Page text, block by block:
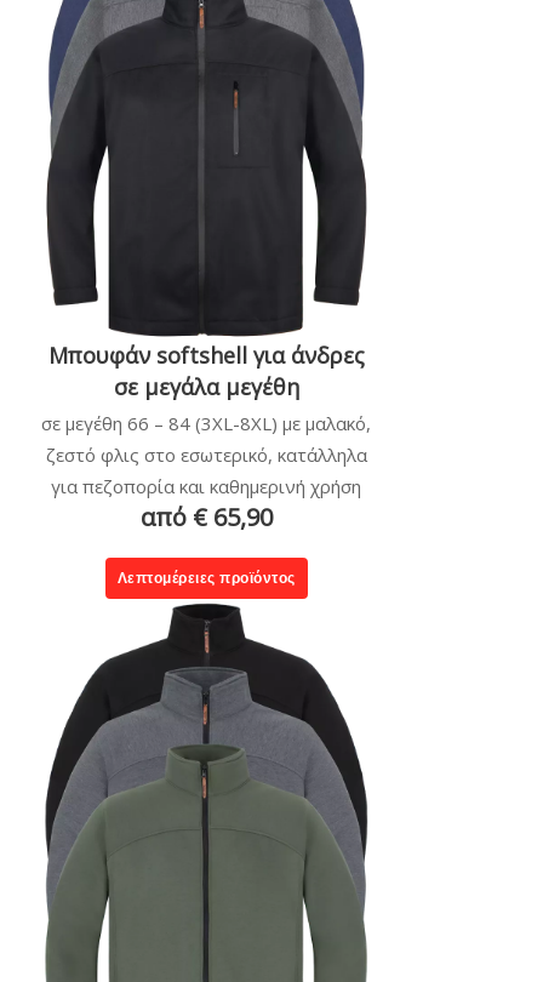
Μπουφάν softshell για άνδρες
σε μεγάλα μεγέθη
σε μεγέθη 66 – 84 (3XL-8XL) με μαλακό,
ζεστό φλις στο εσωτερικό, κατάλληλα
για πεζοπορία και καθημερινή χρήση
από € 65,90
Λεπτομέρειες προϊόντος